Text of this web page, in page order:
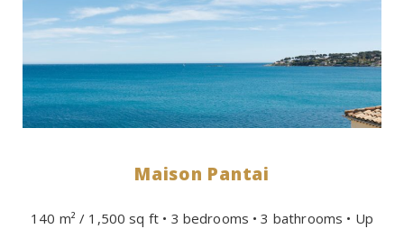
Maison Pantai
140 m² / 1,500 sq ft • 3 bedrooms • 3 bathrooms • Up